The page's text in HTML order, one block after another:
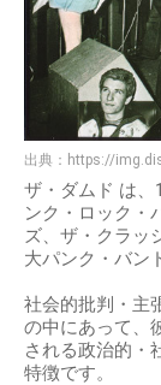
出典： https://
ザ・ダムド は
ンク・ロック・
ズ、ザ・クラッ
大パンク・バン
社会的批判・主
の中にあって、
される政治的・
特徴です。